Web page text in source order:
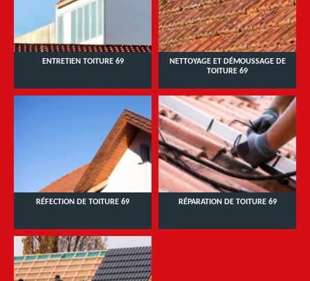
ENTRETIEN TOITURE 69
NETTOYAGE ET DÉMOUSSAGE DE
TOITURE 69
RÉFECTION DE TOITURE 69 RÉPARATION DE TOITURE 69